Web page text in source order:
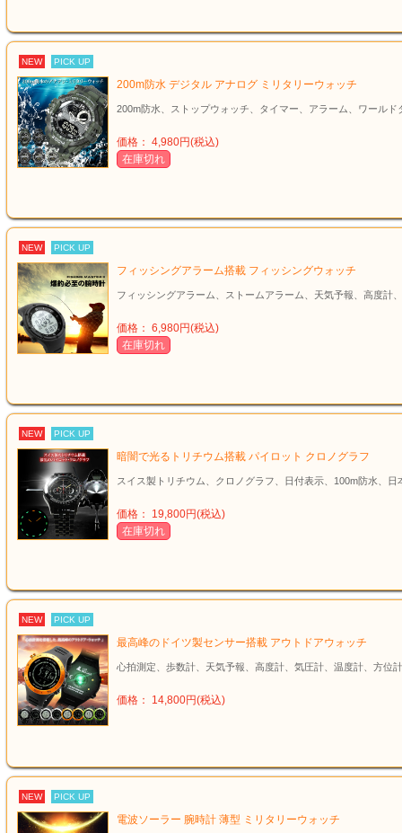
NEW PICK UP
200m防水 デジタル アナログ ミリタリーウォッチ
200m防水、ストップウォッチ、タイマー、アラーム、ワールド
価格： 4,980円(税込)
在庫切れ
NEW PICK UP
フィッシングアラーム搭載 フィッシングウォッチ
フィッシングアラーム、ストームアラーム、天気予報、高度計
価格： 6,980円(税込)
在庫切れ
NEW PICK UP
暗闇で光るトリチウム搭載 パイロット クロノグラフ
スイス製トリチウム、クロノグラフ、日付表示、100m防水、日
価格： 19,800円(税込)
在庫切れ
NEW PICK UP
最高峰のドイツ製センサー搭載 アウトドアウォッチ
心拍測定、歩数計、天気予報、高度計、気圧計、温度計、方位
価格： 14,800円(税込)
NEW PICK UP
電波ソーラー 腕時計 薄型 ミリタリーウォッチ